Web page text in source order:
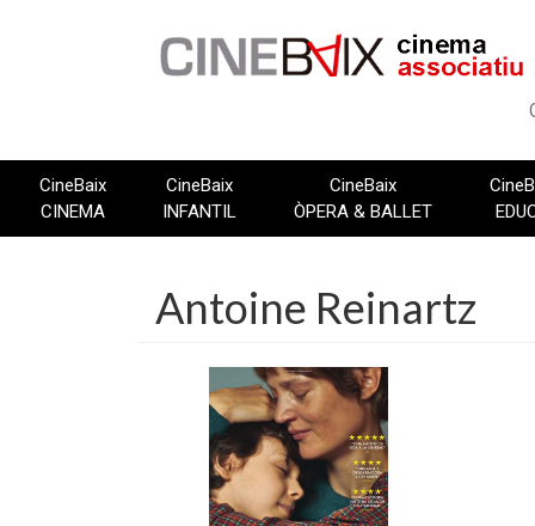
CineBaix
CINEMA
CineBaix
INFANTIL
CineBaix
ÒPERA & BALLET
Antoine Reinartz